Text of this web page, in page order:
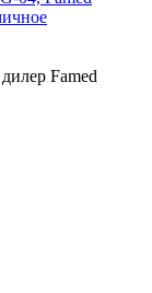
Famed